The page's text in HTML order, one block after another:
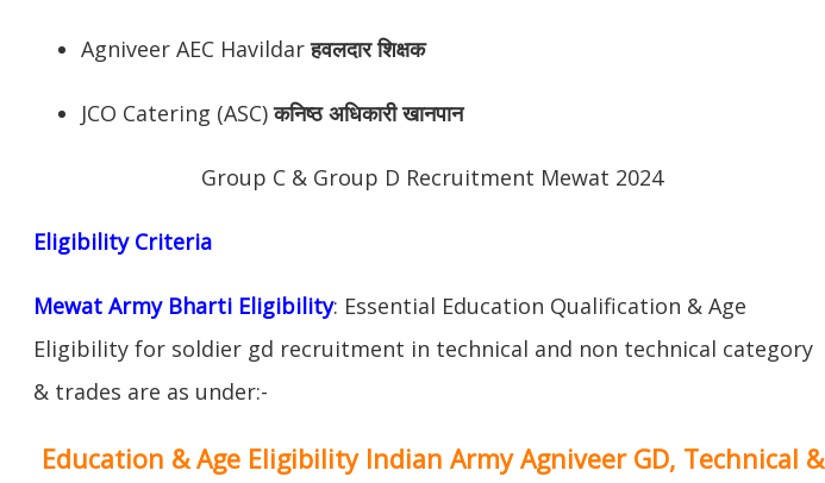
Agniveer AEC Havildarहवलदार शिक्षक
JCO Catering (ASC)कनिष्ठ अधिकारी खानपान
Group C & Group D Recruitment Mewat 2024
Eligibility Criteria
Mewat Army Bharti Eligibility: Essential Education Qualification & Age
Eligibility for soldier gd recruitment in technical and non technical category
& trades are as under:-
Education & Age Eligibility Indian Army Agniveer GD, Technical &